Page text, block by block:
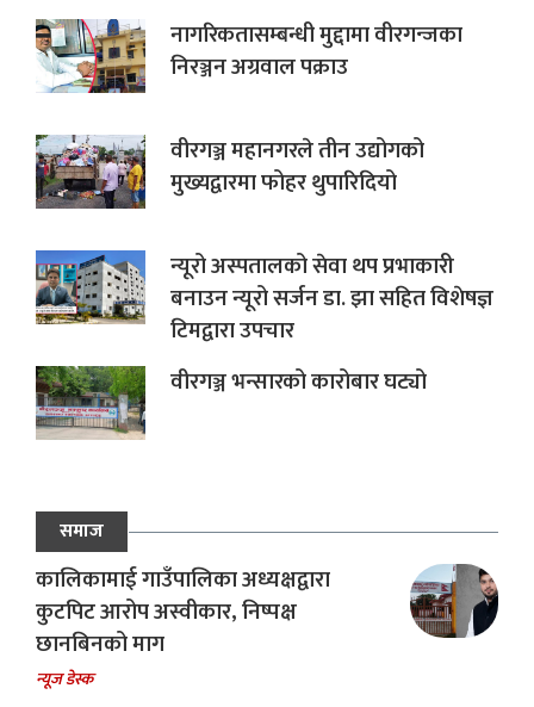
नागरिकतासम्बन्धी मुद्दामा वीरगन्जका
निरञ्जन अग्रवाल पक्राउ
वीरगञ्ज महानगरले तीन उद्योगको
मुख्यद्वारमा फोहर थुपारिदियो
न्यूरो अस्पतालको सेवा थप प्रभाकारी
बनाउन न्यूरो सर्जन डा. झा सहित विशेषज्ञ
टिमद्वारा उपचार
वीरगञ्ज भन्सारको कारोबार घट्यो
समाज
कालिकामाई गाउँपालिका अध्यक्षद्वारा
कुटपिट आरोप अस्वीकार, निष्पक्ष
छानबिनको माग
न्यूज डेस्क